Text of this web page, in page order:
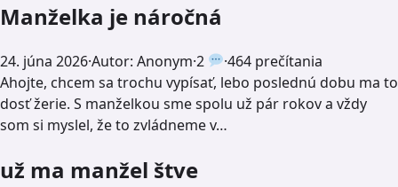
Manželka je náročná
24. júna 2026·Autor: Anonym·2 ·464 prečítania
Ahojte, chcem sa trochu vypísať, lebo poslednú dobu ma to
dosť žerie. S manželkou sme spolu už pár rokov a vždy
som si myslel, že to zvládneme v…
už ma manžel štve